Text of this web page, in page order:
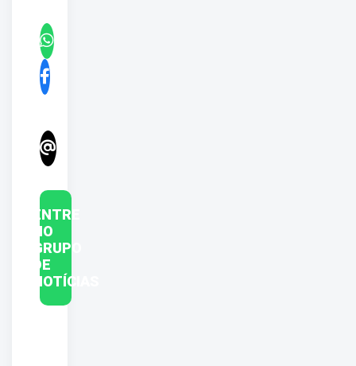
ENTRE
NO
GRUPO
DE
NOTÍCIAS